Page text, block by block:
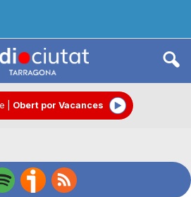
Obert por Vacances